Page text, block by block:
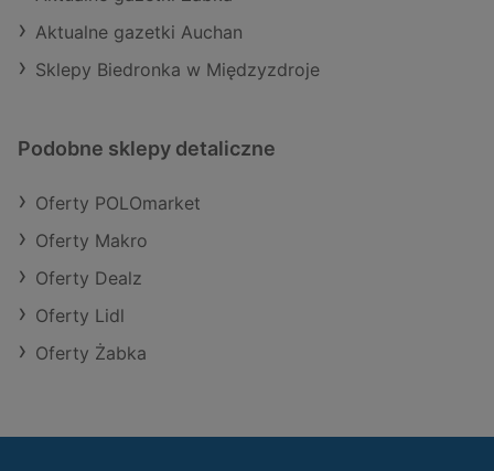
Aktualne gazetki Auchan
Sklepy Biedronka w Międzyzdroje
Podobne sklepy detaliczne
Oferty POLOmarket
Oferty Makro
Oferty Dealz
Oferty Lidl
Oferty Żabka